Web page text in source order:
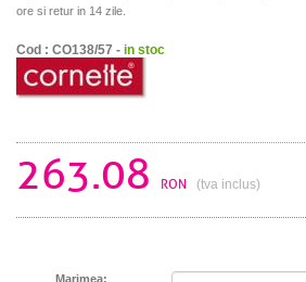
ore si retur in 14 zile.
Cod : CO138/57 - in stoc
263.08 RON (tva inclus)
Marimea: